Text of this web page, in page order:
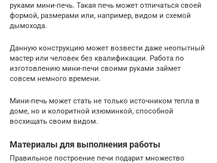
руками мини-печь. Такая печь может отличаться своей
формой, размерами или, например, видом и схемой
дымохода.
Данную конструкцию может возвести даже неопытный
мастер или человек без квалификации. Работа по
изготовлению мини-печи своими руками займет
совсем немного времени.
Мини-печь может стать не только источником тепла в
доме, но и колоритной изюминкой, способной
восхищать своим видом.
Материалы для выполнения работы
Правильное построение печи подарит множество